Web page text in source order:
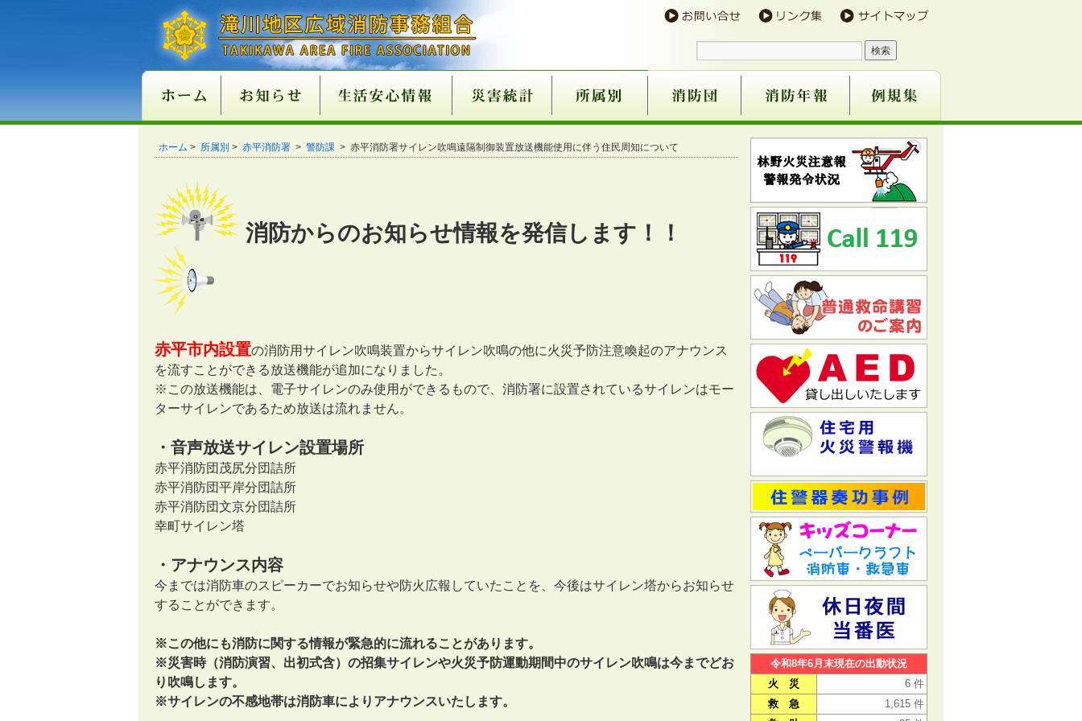
新庁舎情報
入札情報
職員採用情報
各種申請・届出用紙
講習・試験案内
地方分権改革一括法
関係条例整備
違反対象物公表制度
適マーク制度 火災予防 火災が発生したら
消火器の使い方
火災を予防する
住宅用火災警報器につ
いて
住宅用火災警報器取扱
店
過去５年火災状況
住宅用火災警報器の奏
功事例
催しにおける火災予防
条例の一部改正
救急 心肺蘇生法
異物除去
止血法
ＡＥＤの使用方法
救急講習の案内
医療機関一覧
患者等搬送事業につい
て
１１９番 １１９番のかけ方
１１９番に関するお願
い
携帯電話からの１１９
番について
救急車の適正利用につ
いて
ご注意 古い消火器にご注意
消火器の不適正販売に
ついて
住宅用火災警報器の不
適正販売について
ガス湯沸し器等の事故
について
ホームタンクの油漏れ
について
消火器の規格・点検基
準の改正について
組合消防設立以降
過去５年間 組織機構図
滝川消防本部・滝川消防署
芦別消防署
赤平消防署 組織機構図
滝川消防団
芦別消防団
赤平消防団
新十津川消防団
雨竜消防団
消防団協力事業
所表示制度
ホーム > 所属別 > 赤平消防署 > 警防課 > 赤平消防署サイレン吹鳴遠隔制御装置放送機能使用に伴う住民周知について
消防からのお知らせ情報を発信します ！！
赤平市内設置の消防用サイレン吹鳴装置からサイレン吹鳴の他に火災予防注意喚起のアナウンス
を流すことができる放送機能が追加になりました。
※この放送機能は、電子サイレンのみ使用ができるもので、消防署に設置されているサイレンはモー
ターサイレンであるため放送は流れません。
・音声放送サイレン設置場所
赤平消防団茂尻分団詰所
赤平消防団平岸分団詰所
赤平消防団文京分団詰所
幸町サイレン塔
・アナウンス内容
今までは消防車のスピーカーでお知らせや防火広報していたことを、今後はサイレン塔からお知らせ
することができます。
※この他にも消防に関する情報が緊急的に流れることがあります。
※災害時（消防演習、出初式含）の招集サイレンや火災予防運動期間中のサイレン吹鳴は今までどお
り吹鳴します。
※サイレンの不感地帯は消防車によりアナウンスいたします。
令和8年6月末現在の出動状況
火 災
6 件
救 急
1,615 件